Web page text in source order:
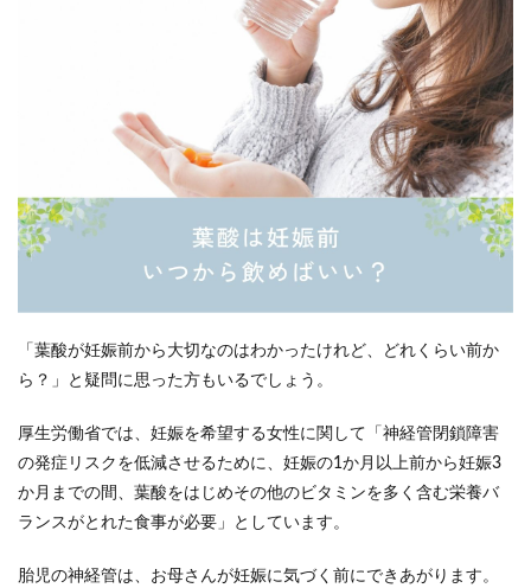
「葉酸が妊娠前から大切なのはわかったけれど、どれくらい前か
ら？」と疑問に思った方もいるでしょう。
厚生労働省では、妊娠を希望する女性に関して「神経管閉鎖障害
の発症リスクを低減させるために、妊娠の1か月以上前から妊娠3
か月までの間、葉酸をはじめその他のビタミンを多く含む栄養バ
ランスがとれた食事が必要」としています。
胎児の神経管は、お母さんが妊娠に気づく前にできあがります。